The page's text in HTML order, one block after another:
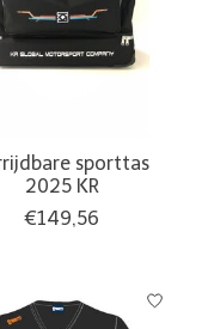
sporttas
2025 KR
€149,56